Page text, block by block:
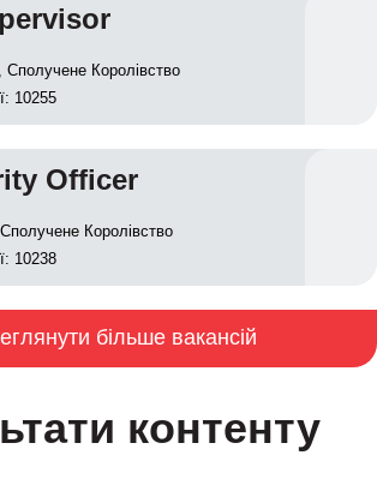
Королівство
10255
Officer
Королівство
10238
більше вакансій
контенту